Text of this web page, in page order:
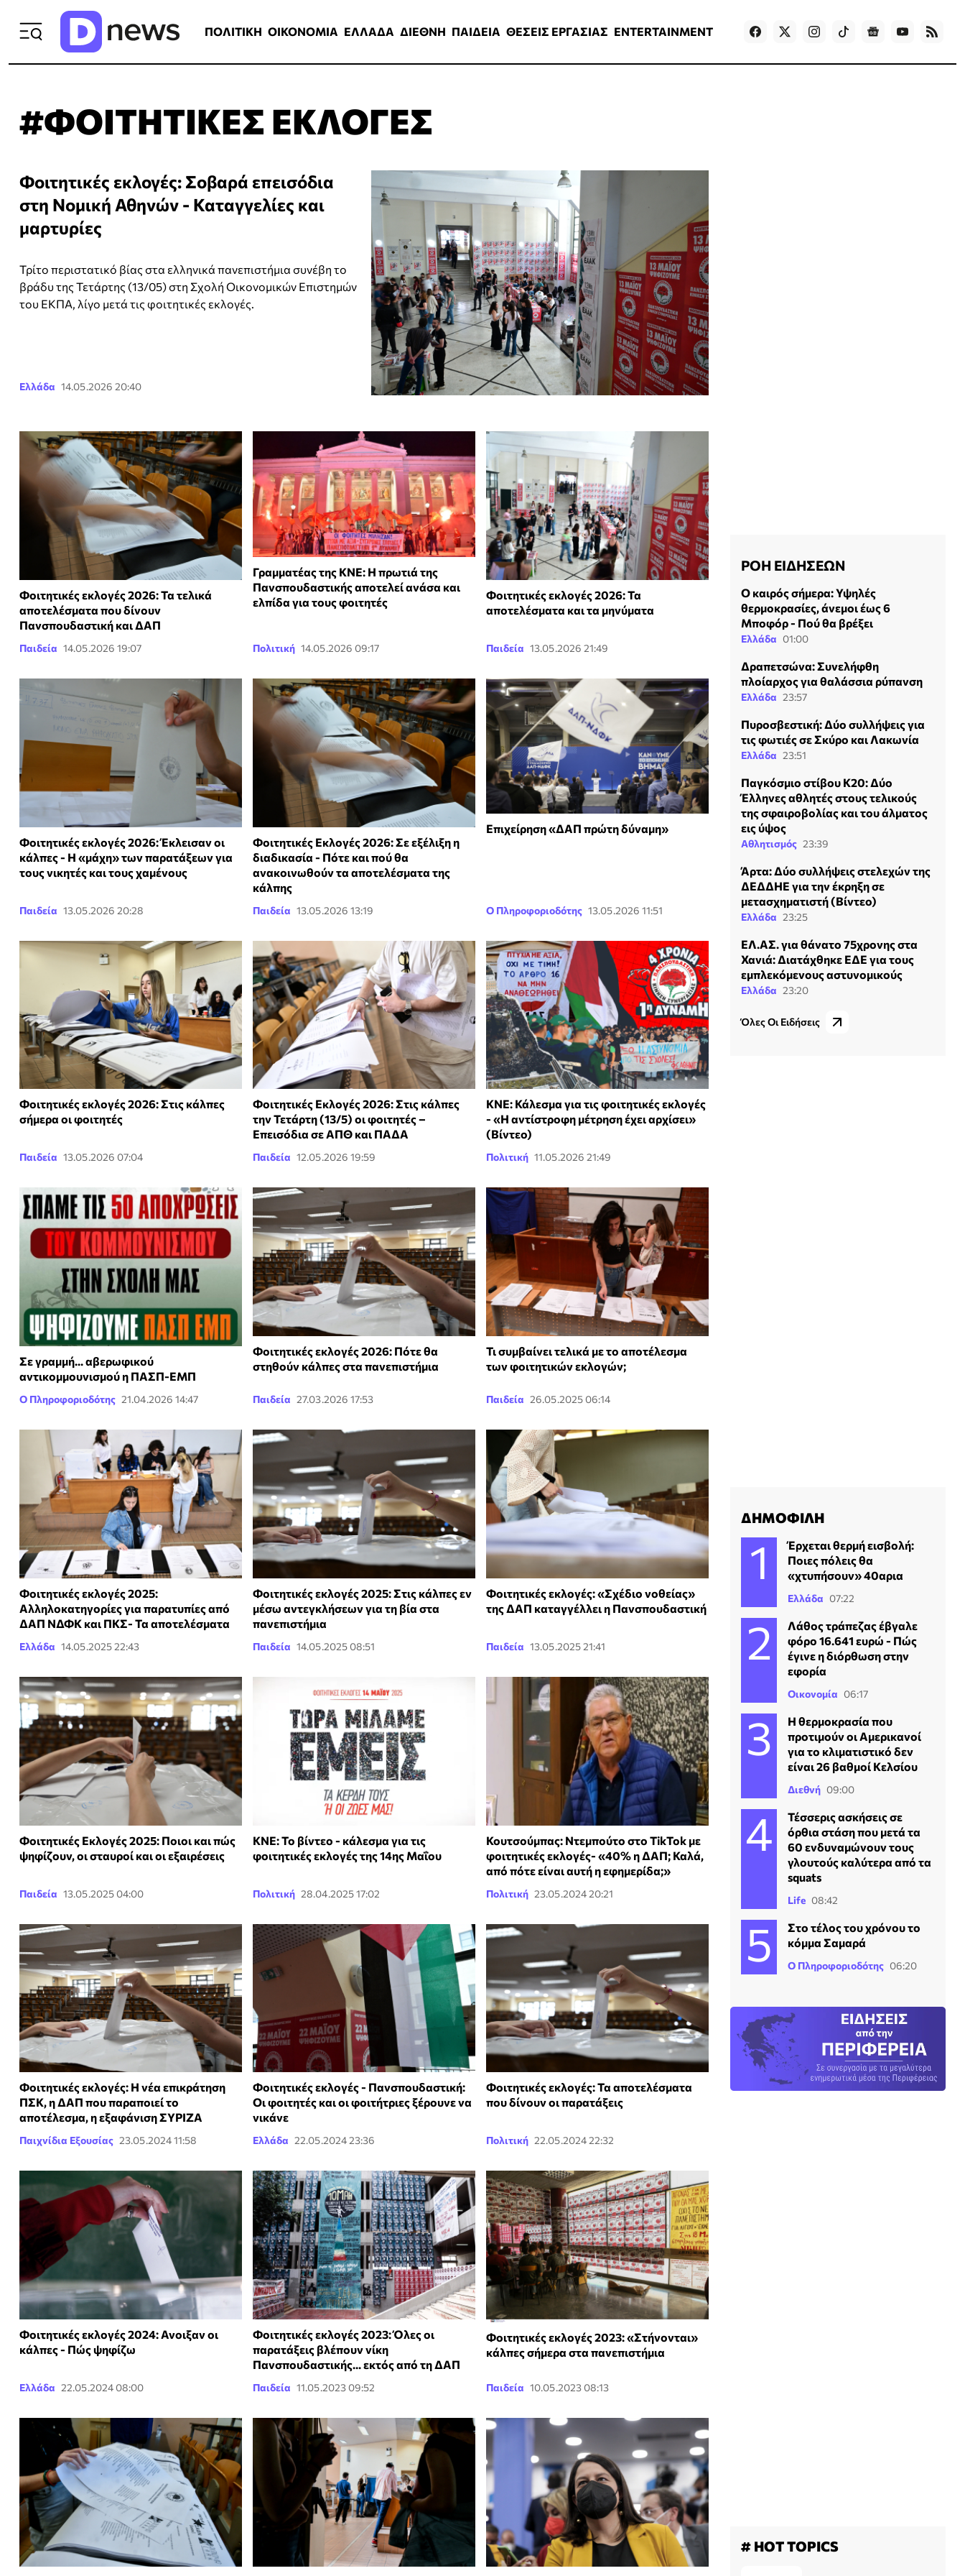
ΠΟΛΙΤΙΚΗ ΟΙΚΟΝΟΜΙΑ ΕΛΛΑΔΑ ΔΙΕΘΝΗ ΠΑΙΔΕΙΑ ΘΕΣΕΙΣ ΕΡΓΑΣΙΑΣ ENTERTAINMENT Games
#ΦΟΙΤΗΤΙΚΕΣ ΕΚΛΟΓΕΣ
Φοιτητικές εκλογές: Σοβαρά επεισόδια
στη Νομική Αθηνών - Καταγγελίες και
μαρτυρίες
Τρίτο περιστατικό βίας στα ελληνικά πανεπιστήμια συνέβη το
βράδυ της Τετάρτης (13/05) στη Σχολή Οικονομικών Επιστημών
του ΕΚΠΑ, λίγο μετά τις φοιτητικές εκλογές.
Ελλάδα 14.05.2026 20:40
Φοιτητικές εκλογές 2026: Τα τελικά
αποτελέσματα που δίνουν
Πανσπουδαστική και ΔΑΠ
Παιδεία 14.05.2026 19:07
Γραμματέας της ΚΝΕ: Η πρωτιά της
Πανσπουδαστικής αποτελεί ανάσα και
ελπίδα για τους φοιτητές
Πολιτική 14.05.2026 09:17
Φοιτητικές εκλογές 2026: Τα
αποτελέσματα και τα μηνύματα
Παιδεία 13.05.2026 21:49
Φοιτητικές εκλογές 2026: Έκλεισαν οι
κάλπες - Η «μάχη» των παρατάξεων για
τους νικητές και τους χαμένους
Παιδεία 13.05.2026 20:28
Φοιτητικές Εκλογές 2026: Σε εξέλιξη η
διαδικασία - Πότε και πού θα
ανακοινωθούν τα αποτελέσματα της
κάλπης
Παιδεία 13.05.2026 13:19
Επιχείρηση «ΔΑΠ πρώτη δύναμη»
Ο Πληροφοριοδότης 13.05.2026 11:51
Φοιτητικές εκλογές 2026: Στις κάλπες
σήμερα οι φοιτητές
Παιδεία 13.05.2026 07:04
Φοιτητικές Εκλογές 2026: Στις κάλπες
την Τετάρτη (13/5) οι φοιτητές –
Επεισόδια σε ΑΠΘ και ΠΑΔΑ
Παιδεία 12.05.2026 19:59
ΚΝΕ: Κάλεσμα για τις φοιτητικές εκλογές
- «Η αντίστροφη μέτρηση έχει αρχίσει»
(Βίντεο)
Πολιτική 11.05.2026 21:49
Σε γραμμή... αβερωφικού
αντικομμουνισμού η ΠΑΣΠ-ΕΜΠ
Ο Πληροφοριοδότης 21.04.2026 14:47
Φοιτητικές εκλογές 2026: Πότε θα
στηθούν κάλπες στα πανεπιστήμια
Παιδεία 27.03.2026 17:53
Τι συμβαίνει τελικά με το αποτέλεσμα
των φοιτητικών εκλογών;
Παιδεία 26.05.2025 06:14
Φοιτητικές εκλογές 2025:
Αλληλοκατηγορίες για παρατυπίες από
ΔΑΠ ΝΔΦΚ και ΠΚΣ- Τα αποτελέσματα
Ελλάδα 14.05.2025 22:43
Φοιτητικές εκλογές 2025: Στις κάλπες εν
μέσω αντεγκλήσεων για τη βία στα
πανεπιστήμια
Παιδεία 14.05.2025 08:51
Φοιτητικές εκλογές: «Σχέδιο νοθείας»
της ΔΑΠ καταγγέλλει η Πανσπουδαστική
Παιδεία 13.05.2025 21:41
Φοιτητικές Εκλογές 2025: Ποιοι και πώς
ψηφίζουν, οι σταυροί και οι εξαιρέσεις
Παιδεία 13.05.2025 04:00
ΚΝΕ: Το βίντεο - κάλεσμα για τις
φοιτητικές εκλογές της 14ης Μαΐου
Πολιτική 28.04.2025 17:02
Κουτσούμπας: Ντεμπούτο στο TikTok με
φοιτητικές εκλογές- «40% η ΔΑΠ; Καλά,
από πότε είναι αυτή η εφημερίδα;»
Πολιτική 23.05.2024 20:21
Φοιτητικές εκλογές: Η νέα επικράτηση
ΠΣΚ, η ΔΑΠ που παραποιεί το
αποτέλεσμα, η εξαφάνιση ΣΥΡΙΖΑ
Παιχνίδια Εξουσίας 23.05.2024 11:58
Φοιτητικές εκλογές - Πανσπουδαστική:
Οι φοιτητές και οι φοιτήτριες ξέρουνε να
νικάνε
Ελλάδα 22.05.2024 23:36
Φοιτητικές εκλογές: Τα αποτελέσματα
που δίνουν οι παρατάξεις
Πολιτική 22.05.2024 22:32
Φοιτητικές εκλογές 2024: Ανοιξαν οι
κάλπες - Πώς ψηφίζω
Ελλάδα 22.05.2024 08:00
Φοιτητικές εκλογές 2023: Όλες οι
παρατάξεις βλέπουν νίκη
Πανσπουδαστικής... εκτός από τη ΔΑΠ
Παιδεία 11.05.2023 09:52
Φοιτητικές εκλογές 2023: «Στήνονται»
κάλπες σήμερα στα πανεπιστήμια
Παιδεία 10.05.2023 08:13
ΡΟΗ ΕΙΔΗΣΕΩΝ
Ο καιρός σήμερα: Υψηλές
θερμοκρασίες, άνεμοι έως 6
Μποφόρ - Πού θα βρέξει
Ελλάδα 01:00
Δραπετσώνα: Συνελήφθη
πλοίαρχος για θαλάσσια ρύπανση
Ελλάδα 23:57
Πυροσβεστική: Δύο συλλήψεις για
τις φωτιές σε Σκύρο και Λακωνία
Ελλάδα 23:51
Παγκόσμιο στίβου Κ20: Δύο
Έλληνες αθλητές στους τελικούς
της σφαιροβολίας και του άλματος
εις ύψος
Αθλητισμός 23:39
Άρτα: Δύο συλλήψεις στελεχών της
ΔΕΔΔΗΕ για την έκρηξη σε
μετασχηματιστή (Βίντεο)
Ελλάδα 23:25
ΕΛ.ΑΣ. για θάνατο 75χρονης στα
Χανιά: Διατάχθηκε ΕΔΕ για τους
εμπλεκόμενους αστυνομικούς
Ελλάδα 23:20
Όλες Οι Ειδήσεις
ΔΗΜΟΦΙΛΗ
Έρχεται θερμή εισβολή:
Ποιες πόλεις θα
«χτυπήσουν» 40αρια
Ελλάδα 07:22
Λάθος τράπεζας έβγαλε
φόρο 16.641 ευρώ - Πώς
έγινε η διόρθωση στην
εφορία
Οικονομία 06:17
Η θερμοκρασία που
προτιμούν οι Αμερικανοί
για το κλιματιστικό δεν
είναι 26 βαθμοί Κελσίου
Διεθνή 09:00
Τέσσερις ασκήσεις σε
όρθια στάση που μετά τα
60 ενδυναμώνουν τους
γλουτούς καλύτερα από τα
squats
Life 08:42
Στο τέλος του χρόνου το
κόμμα Σαμαρά
Ο Πληροφοριοδότης 06:20
# HOT TOPICS